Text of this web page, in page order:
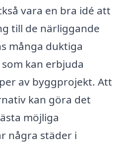
vara en bra idé att
till de närliggande
många duktiga
kan erbjuda
av byggprojekt. Att
kan göra det
möjliga
några städer i